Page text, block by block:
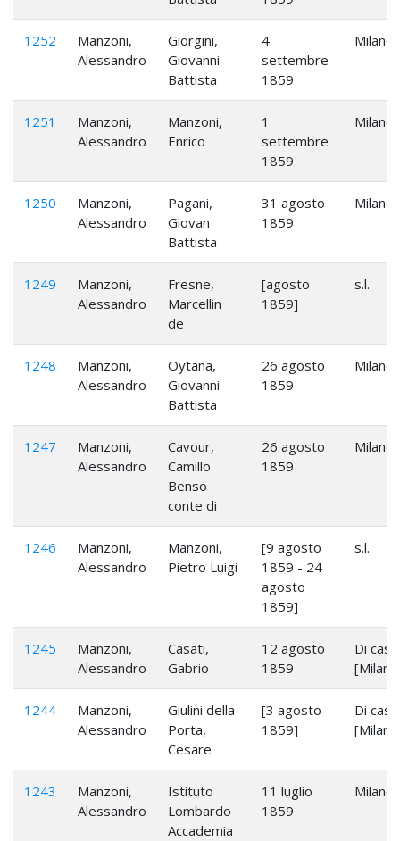
1252
Manzoni,
Alessandro
Giorgini,
Giovanni
Battista
4
settembre
1859
Milano
1251
Manzoni,
Alessandro
Manzoni,
Enrico
1
settembre
1859
Milano
1250
Manzoni,
Alessandro
Pagani,
Giovan
Battista
31 agosto
1859
Milano
1249
Manzoni,
Alessandro
Fresne,
Marcellin
de
[agosto
1859]
s.l.
1248
Manzoni,
Alessandro
Oytana,
Giovanni
Battista
26 agosto
1859
Milano
1247
Manzoni,
Alessandro
Cavour,
Camillo
Benso
conte di
26 agosto
1859
Milano
1246
Manzoni,
Alessandro
Manzoni,
Pietro Luigi
[9 agosto
1859 - 24
agosto
1859]
s.l.
1245
Manzoni,
Alessandro
Casati,
Gabrio
12 agosto
1859
Di casa
1244
Manzoni,
Alessandro
Giulini della
Porta,
Cesare
[3 agosto
1859]
Di casa
1243
Manzoni,
Alessandro
Istituto
Lombardo
Accademia
11 luglio
1859
Milano